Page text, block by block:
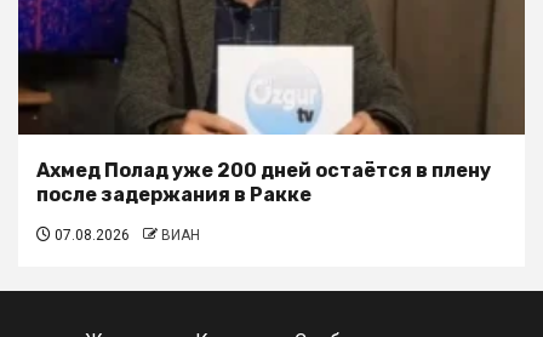
Ахмед Полад уже 200 дней остаётся в плену
после задержания в Ракке
07.08.2026 ВИАН